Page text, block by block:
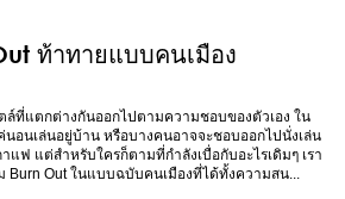
ท้าทายแบบคนเมือง
ล์ที่แตกต่างกันออกไปตามความชอบของตัวเอง ใน
อนเล่นอยู่บ้าน หรือบางคนอาจจะชอบออกไปนั่งเล่น
แฟ แต่สำหรับใครก็ตามที่กำลังเบื่อกับอะไรเดิมๆ เรา
Out ในแบบฉบับคนเมืองที่ได้ทั้งความสน...